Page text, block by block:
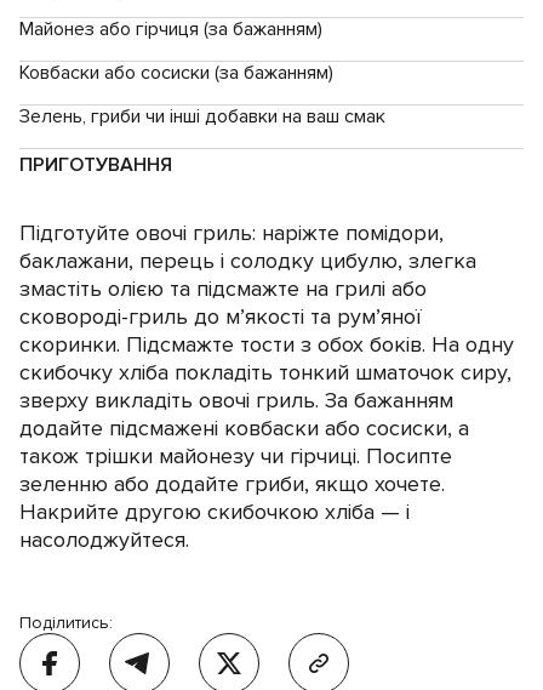
Майонез або гірчиця (за бажанням)
Ковбаски або сосиски (за бажанням)
Зелень, гриби чи інші добавки на ваш смак
ПРИГОТУВАННЯ
Підготуйте овочі гриль: наріжте помідори,
баклажани, перець і солодку цибулю, злегка
змастіть олією та підсмажте на грилі або
сковороді-гриль до м’якості та рум’яної
скоринки. Підсмажте тости з обох боків. На одну
скибочку хліба покладіть тонкий шматочок сиру,
зверху викладіть овочі гриль. За бажанням
додайте підсмажені ковбаски або сосиски, а
також трішки майонезу чи гірчиці. Посипте
зеленню або додайте гриби, якщо хочете.
Накрийте другою скибочкою хліба — і
насолоджуйтеся.
Поділитись: